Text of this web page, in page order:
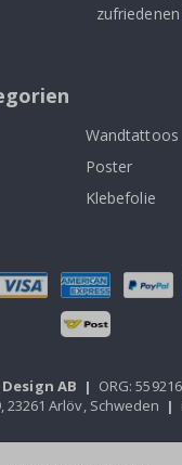
Wandtattoos
Poster
Klebefolie
AB | ORG:
23261 Arlöv, Schweden |